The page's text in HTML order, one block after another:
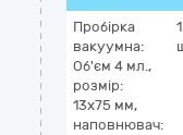
Пробірка
вакуумна:
Об'єм 4 мл.,
розмір:
13х75 мм,
наповнювач: